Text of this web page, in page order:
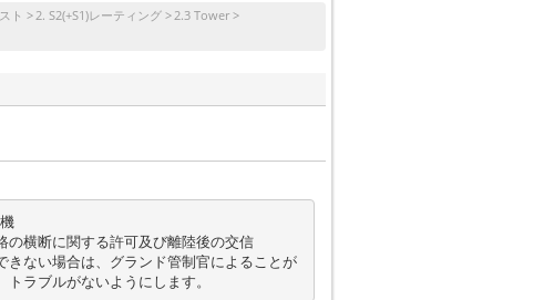
ト 2. S2(+S1)レーティング
2.3 Tower
の横断に関する許可及び離陸後の交信
きない場合は、グランド管制官によることが
ラブルがないようにします。